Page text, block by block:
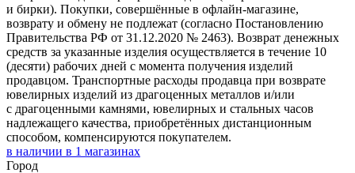
и бирки). Покупки, совершённые в офлайн-магазине,
возврату и обмену не подлежат (согласно Постановлению
Правительства РФ от 31.12.2020 № 2463). Возврат денежных
средств за указанные изделия осуществляется в течение 10
(десяти) рабочих дней с момента получения изделий
продавцом. Транспортные расходы продавца при возврате
ювелирных изделий из драгоценных металлов и/или
с драгоценными камнями, ювелирных и стальных часов
надлежащего качества, приобретённых дистанционным
способом, компенсируются покупателем.
в наличии в 1 магазинах
Город